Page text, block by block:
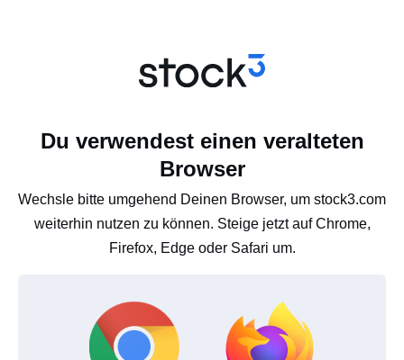
Du verwendest einen veralteten
Browser
Wechsle bitte umgehend Deinen Browser, um stock3.com
weiterhin nutzen zu können. Steige jetzt auf Chrome,
Firefox, Edge oder Safari um.